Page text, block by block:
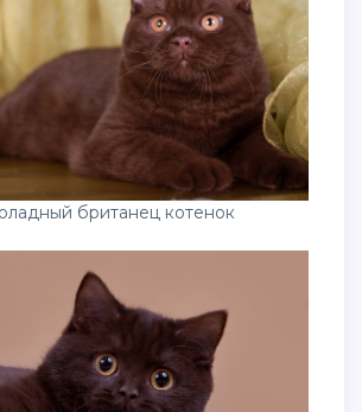
британец котенок